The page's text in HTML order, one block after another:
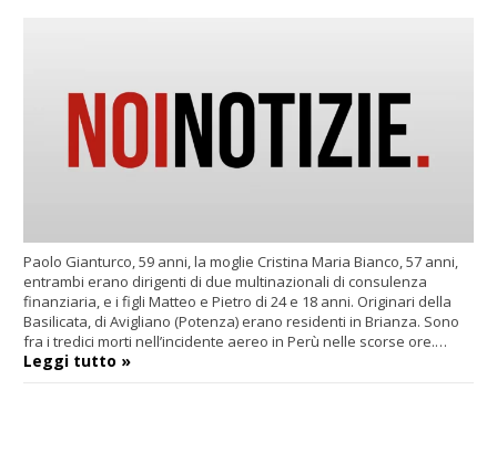
Paolo Gianturco, 59 anni, la moglie Cristina Maria Bianco, 57 anni,
entrambi erano dirigenti di due multinazionali di consulenza
finanziaria, e i figli Matteo e Pietro di 24 e 18 anni. Originari della
Basilicata, di Avigliano (Potenza) erano residenti in Brianza. Sono
fra i tredici morti nell’incidente aereo in Perù nelle scorse ore.…
Leggi tutto »